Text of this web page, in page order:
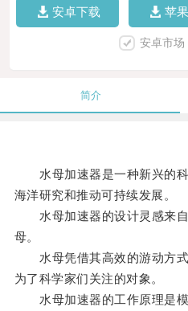
安卓下载 苹
安卓市场
简介
水母加速器是一种新兴的科
海洋研究和推动可持续发展。
水母加速器的设计灵感来
母。
水母凭借其高效的游动方式
为了科学家们关注的对象。
水母加速器的工作原理是模